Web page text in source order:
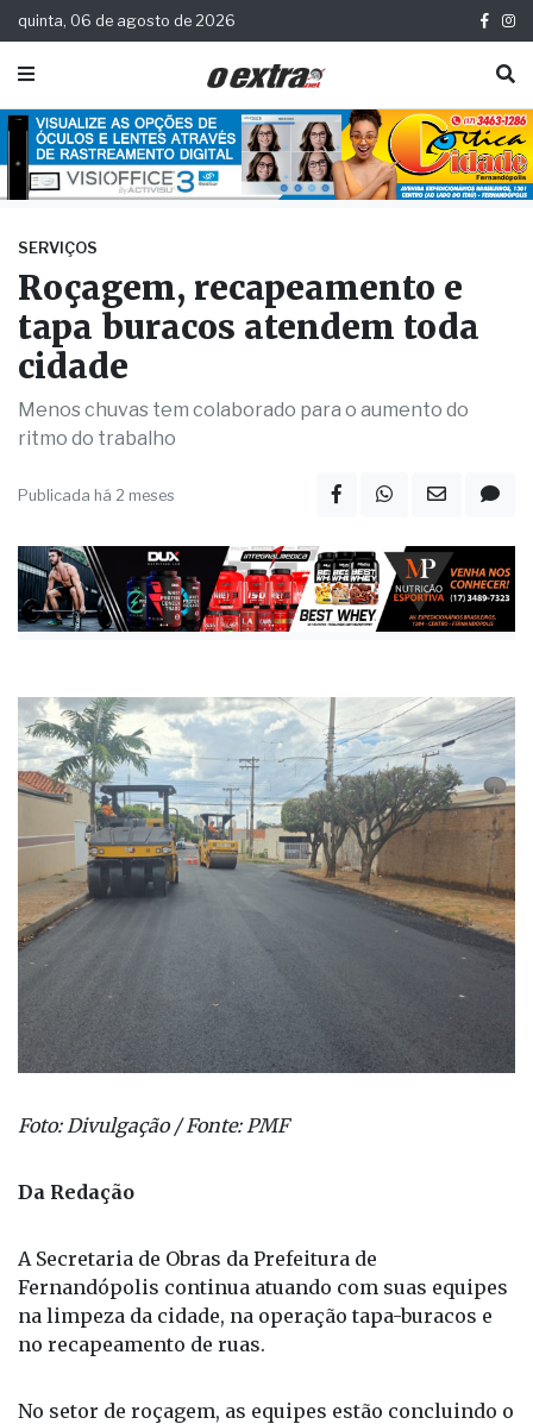
quinta, 06 de agosto de 2026
SERVIÇOS
Roçagem, recapeamento e
tapa buracos atendem toda
cidade
Menos chuvas tem colaborado para o aumento do
ritmo do trabalho
Publicada há 2 meses
Foto: Divulgação / Fonte: PMF
Da Redação
A Secretaria de Obras da Prefeitura de
Fernandópolis continua atuando com suas equipes
na limpeza da cidade, na operação tapa-buracos e
no recapeamento de ruas.
No setor de roçagem, as equipes estão concluindo o